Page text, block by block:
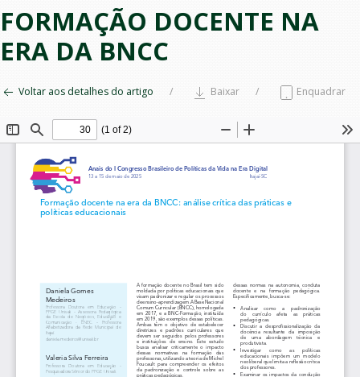
FORMAÇÃO DOCENTE NA
ERA DA BNCC
Voltar aos detalhes do artigo Baixar Enquadrar